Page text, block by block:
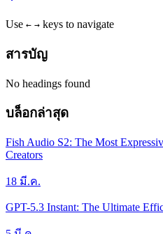
Use ← → keys to navigate
สารบัญ
No headings found
บล็อกล่าสุด
Fish Audio S2: The Most
Creators
18 มี.ค.
GPT-5.3 Instant: The Ultimate